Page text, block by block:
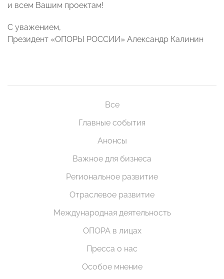
и всем Вашим проектам!
С уважением,
Президент «ОПОРЫ РОССИИ» Александр Калинин
Все
Главные события
Анонсы
Важное для бизнеса
Региональное развитие
Отраслевое развитие
Международная деятельность
ОПОРА в лицах
Пресса о нас
Особое мнение